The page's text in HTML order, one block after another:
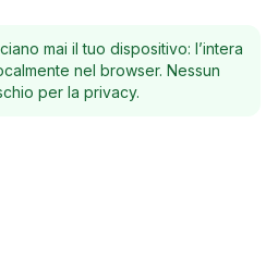
mai il tuo dispositivo: l’intera
nel browser. Nessun
per la privacy.